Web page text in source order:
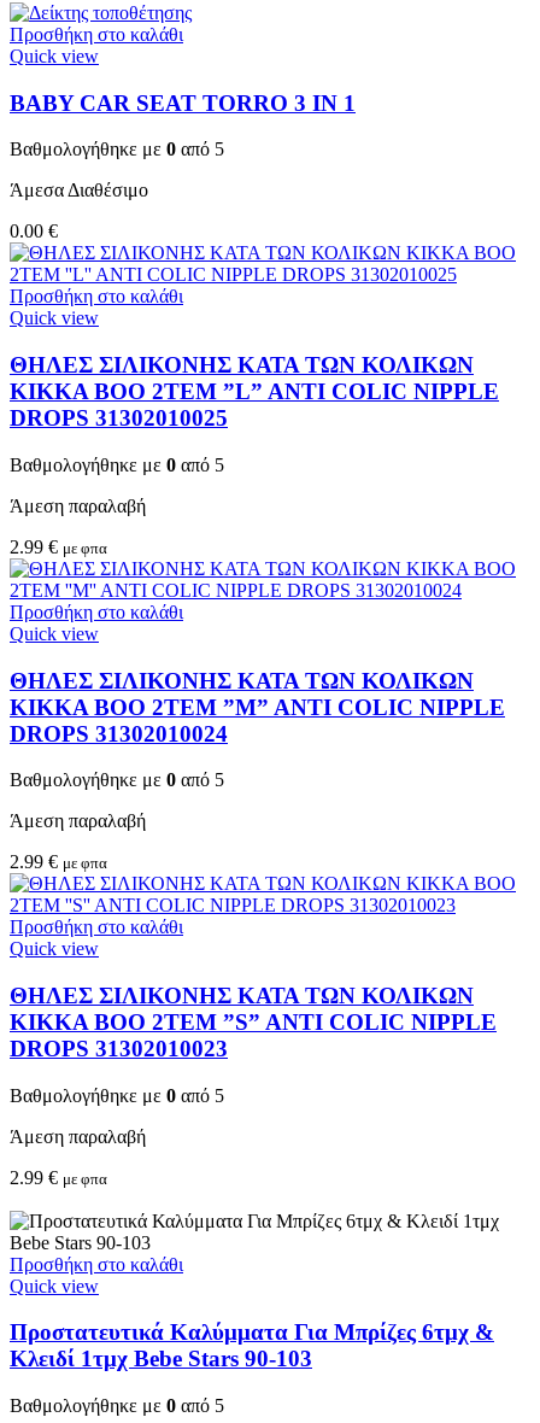
Προσθήκη στο καλάθι
Quick view
BABY CAR SEAT TORRO 3 ΙΝ 1
Βαθμολογήθηκε με 0 από 5
Άμεσα Διαθέσιμο
0.00 €
Προσθήκη στο καλάθι
Quick view
ΘΗΛΕΣ ΣΙΛΙΚΟΝΗΣ ΚΑΤΑ ΤΩΝ ΚΟΛΙΚΩΝ
KIKKA BOO 2TEM ”L” ANTI COLIC NIPPLE
DROPS 31302010025
Βαθμολογήθηκε με 0 από 5
Άμεση παραλαβή
2.99 € με φπα
Προσθήκη στο καλάθι
Quick view
ΘΗΛΕΣ ΣΙΛΙΚΟΝΗΣ ΚΑΤΑ ΤΩΝ ΚΟΛΙΚΩΝ
KIKKA BOO 2TEM ”M” ANTI COLIC NIPPLE
DROPS 31302010024
Βαθμολογήθηκε με 0 από 5
Άμεση παραλαβή
2.99 € με φπα
Προσθήκη στο καλάθι
Quick view
ΘΗΛΕΣ ΣΙΛΙΚΟΝΗΣ ΚΑΤΑ ΤΩΝ ΚΟΛΙΚΩΝ
KIKKA BOO 2TEM ”S” ANTI COLIC NIPPLE
DROPS 31302010023
Βαθμολογήθηκε με 0 από 5
Άμεση παραλαβή
2.99 € με φπα
Προσθήκη στο καλάθι
Quick view
Προστατευτικά Καλύμματα Για Μπρίζες 6τμχ &
Κλειδί 1τμχ Bebe Stars 90-103
Βαθμολογήθηκε με 0 από 5